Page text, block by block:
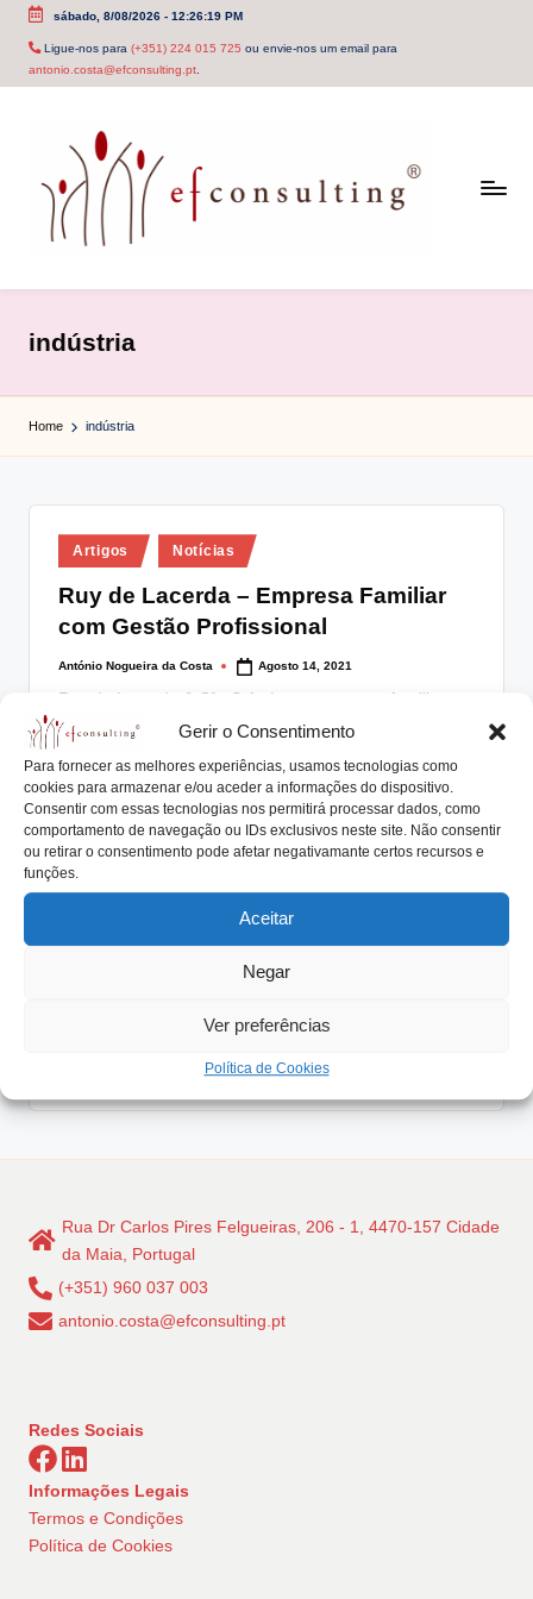
Gerir o Consentimento
Para fornecer as melhores experiências, usamos tecnologias como
cookies para armazenar e/ou aceder a informações do dispositivo.
Consentir com essas tecnologias nos permitirá processar dados, como
comportamento de navegação ou IDs exclusivos neste site. Não consentir
ou retirar o consentimento pode afetar negativamante certos recursos e
funções.
Aceitar
Negar
Ver preferências
Política de Cookies
Skip
sábado, 8/08/2026- 12:26:19 PM
Ligue-nos para (+351) 224 015 725 ou envie-nos um email para
antonio.costa@efconsulting.pt.
c
o
n
u
.
p
t
indústria
Home indústria
Posted
in
Artigos Notícias
Ruy de Lacerda – Empresa Familiar
com Gestão Profissional
Posted
António Nogueira da Costa Agosto 14, 2021
Ruy de Lacerda & Cª., S.A. é uma empresa familiar
com Gestão Profissional Ruy de…
Read More
Posted
Eventos
A Indústria do Futuro – Amarante
de trabalho em Amarante.…
Rua Dr Carlos Pires Felgueiras, 206 - 1, 4470-157 Cidade
da Maia, Portugal
(+351) 960 037 003
antonio.costa@efconsulting.pt
Redes Sociais
Informações Legais
Termos e Condições
Política de Cookies